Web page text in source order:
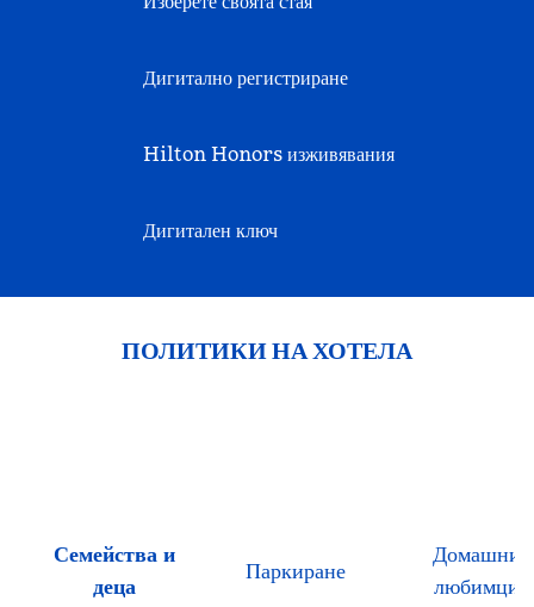
Дигитално регистриране
Hilton Honors изживявания
Дигитален ключ
ПОЛИТИКИ НА ХОТЕЛА
Семейства и
деца
Паркиране
Домашни
любимци